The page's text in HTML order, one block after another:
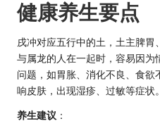
健康养生要点
戌冲对应五行中的土，土主脾胃
与属龙的人在一起时，容易因为
问题，如胃胀、消化不良、食
响皮肤，出现湿疹、过敏等症状。
养生建议 ：